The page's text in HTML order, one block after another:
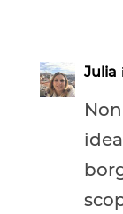
Julia